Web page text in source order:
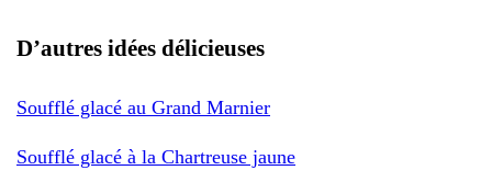
D’autres idées délicieuses
Soufflé glacé au Grand Marnier
Soufflé glacé à la Chartreuse jaune